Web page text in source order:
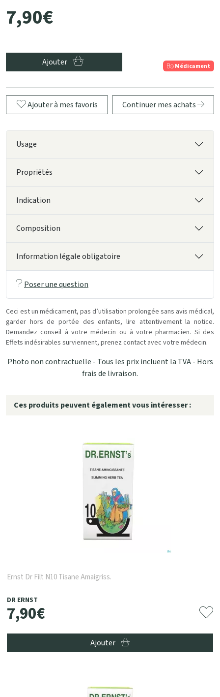
7,90€
Ajouter Médicament
Ajouter à mes favoris Continuer mes achats
Usage
Propriétés
Indication
Composition
Information légale obligatoire
Poser une question
Ceci est un médicament, pas d’utilisation prolongée sans avis médical,
garder hors de portée des enfants, lire attentivement la notice.
Demandez conseil à votre médecin ou à votre pharmacien. Si des
Effets indésirables surviennent, prenez contact avec votre médecin.
Photo non contractuelle - Tous les prix incluent la TVA - Hors
frais de livraison.
Ces produits peuvent également vous intéresser :
Ernst Dr Filt N10 Tisane Amaigriss.
DR ERNST
7,90€
Ajouter